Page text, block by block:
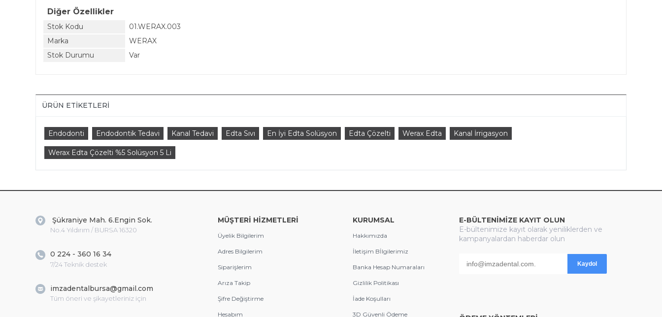
Diğer Özellikler
Stok Kodu
01.WERAX.003
Marka
WERAX
Stok Durumu
Var
ÜRÜN ETIKETLERI
Endodonti Endodontik Tedavi Kanal Tedavi Edta Sıvı En İyi Edta Solüsyon Edta Çözelti Werax Edta Kanal İrrigasyon
Werax Edta Çözelti %5 Solüsyon 5 Li
Şükraniye Mah. 6.Engin Sok.
No.4 Yıldırım / BURSA 16320
0 224 - 360 16 34
7/24 Teknik destek
imzadentalbursa@gmail.com
Tüm öneri ve şikayetleriniz için
MÜŞTERİ HİZMETLERİ
Üyelik Bilgilerim
Adres Bilgilerim
Siparişlerim
Arıza Takip
Şifre Değiştirme
Hesabım
KURUMSAL
Hakkımızda
İletişim Bİlgilerimiz
Banka Hesap Numaraları
Gizlilik Politikası
İade Koşulları
3D Güvenli Ödeme
E-BÜLTENİMİZE KAYIT OLUN
E-bültenimize kayıt olarak yeniliklerden ve
kampanyalardan haberdar olun
Kaydol